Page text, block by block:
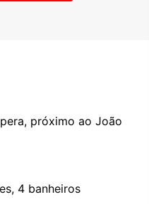
próximo ao João
4 banheiros